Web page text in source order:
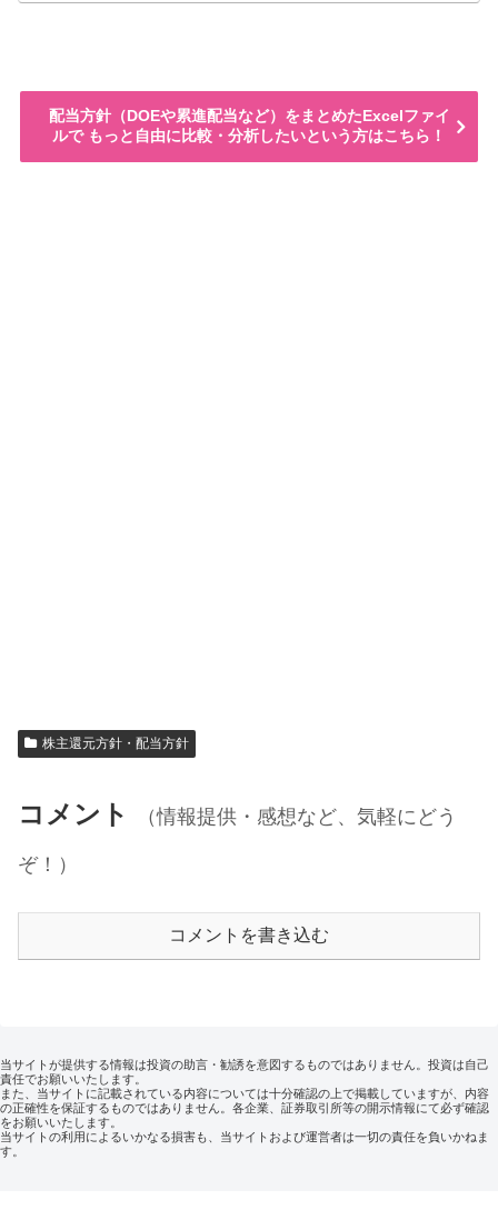
配当方針（DOEや累進配当など）をまとめたExcelファイ
ルで もっと自由に比較・分析したいという方はこちら！
株主還元方針・配当方針
コメント
（情報提供・感想など、気軽にどう
ぞ！）
コメントを書き込む
当サイトが提供する情報は投資の助言・勧誘を意図するものではありません。投資は自己
責任でお願いいたします。
また、当サイトに記載されている内容については十分確認の上で掲載していますが、内容
の正確性を保証するものではありません。各企業、証券取引所等の開示情報にて必ず確認
をお願いいたします。
当サイトの利用によるいかなる損害も、当サイトおよび運営者は一切の責任を負いかねま
す。